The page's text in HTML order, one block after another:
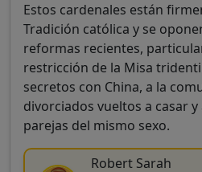
Estos cardenales están
Tradición católica y se
reformas recientes,
restricción de la Misa
secretos con China, a la
divorciados vueltos a casar
parejas del mismo sexo.
Robert Sarah